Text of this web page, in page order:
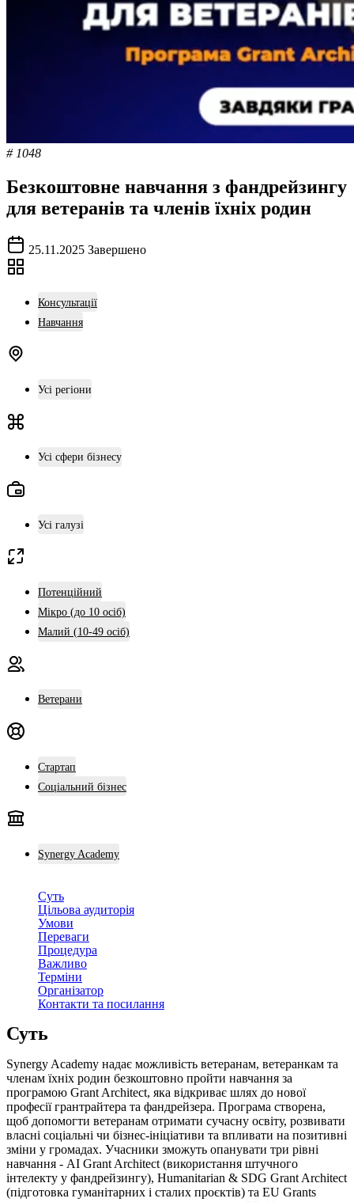
# 1048
Безкоштовне навчання з фандрейзингу
для ветеранів та членів їхніх родин
25.11.2025 Завершено
Консультації
Навчання
Усі регіони
Усі сфери бізнесу
Усі галузі
Потенційний
Мікро (до 10 осіб)
Малий (10-49 осіб)
Ветерани
Стартап
Соціальний бізнес
Synergy Academy
Суть
Цільова аудиторія
Умови
Переваги
Процедура
Важливо
Терміни
Організатор
Контакти та посилання
Суть
Synergy Academy надає можливість ветеранам, ветеранкам та
членам їхніх родин безкоштовно пройти навчання за
програмою Grant Architect, яка відкриває шлях до нової
професії грантрайтера та фандрейзера. Програма створена,
щоб допомогти ветеранам отримати сучасну освіту, розвивати
власні соціальні чи бізнес-ініціативи та впливати на позитивні
зміни у громадах. Учасники зможуть опанувати три рівні
навчання - AI Grant Architect (використання штучного
інтелекту у фандрейзингу), Humanitarian & SDG Grant Architect
(підготовка гуманітарних і сталих проєктів) та EU Grants